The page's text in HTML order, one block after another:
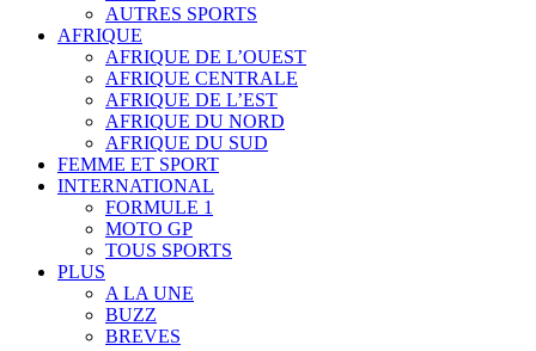
AUTRES SPORTS
AFRIQUE
AFRIQUE DE L’OUEST
AFRIQUE CENTRALE
AFRIQUE DE L’EST
AFRIQUE DU NORD
AFRIQUE DU SUD
FEMME ET SPORT
INTERNATIONAL
FORMULE 1
MOTO GP
TOUS SPORTS
PLUS
A LA UNE
BUZZ
BREVES